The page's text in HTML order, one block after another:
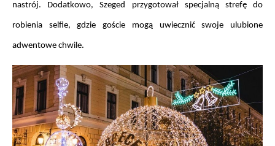
nastrój. Dodatkowo, Szeged przygotował specjalną strefę do
robienia selfie, gdzie goście mogą uwiecznić swoje ulubione
adwentowe chwile.